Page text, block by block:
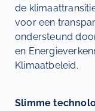
de
voor een
ondersteund
en
Klimaatbeleid.
Slimme